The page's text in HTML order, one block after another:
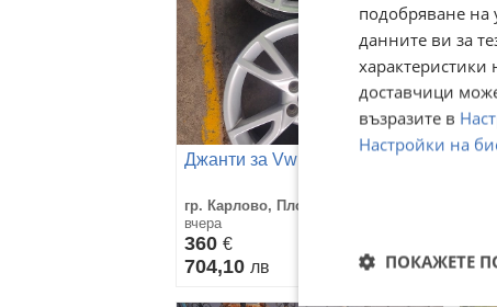
Джанти за Vw
гр. Карлово, Пловдив
вчера
360 €
704,10 лв
подобряване на
данните ви за
характеристики
доставчици
възразите в
Настройки на
ПОКАЖЕТЕ